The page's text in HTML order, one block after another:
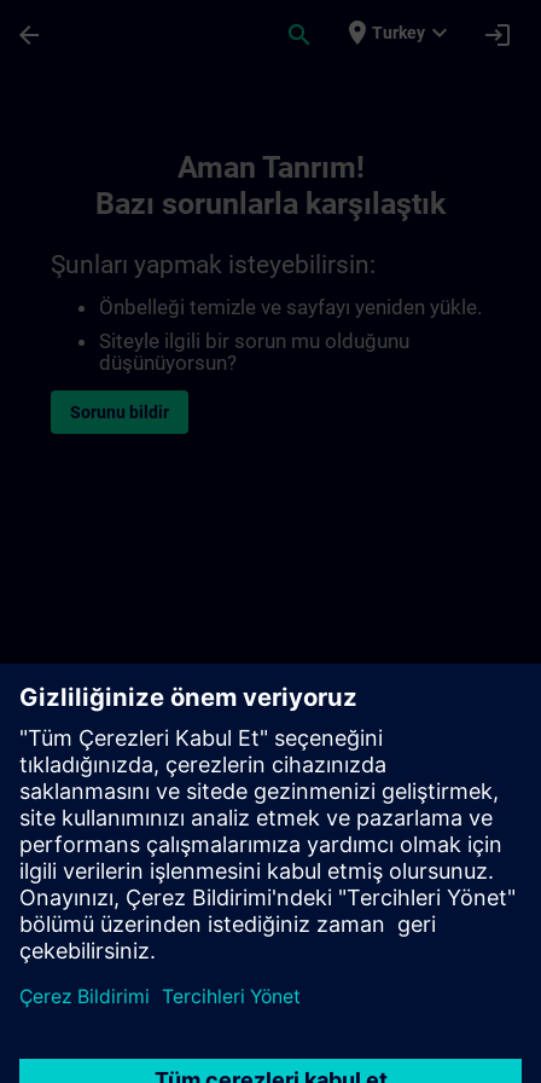
arrow_back search place Turkey expand_more login
Aman Tanrım!
Bazı sorunlarla karşılaştık
Şunları yapmak isteyebilirsin:
Önbelleği temizle ve sayfayı yeniden yükle.
Siteyle ilgili bir sorun mu olduğunu
düşünüyorsun?
Sorunu bildir